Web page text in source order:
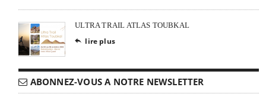
ULTRA TRAIL ATLAS TOUBKAL
 lire plus
ABONNEZ-VOUS A NOTRE NEWSLETTER